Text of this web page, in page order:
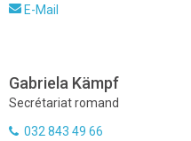
E-Mail
Gabriela Kämpf
Secrétariat romand
032 843 49 66